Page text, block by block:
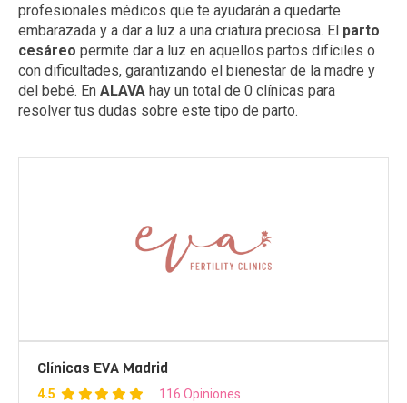
profesionales médicos que te ayudarán a quedarte
embarazada y a dar a luz a una criatura preciosa. El parto
cesáreo permite dar a luz en aquellos partos difíciles o
con dificultades, garantizando el bienestar de la madre y
del bebé. En ALAVA hay un total de 0 clínicas para
resolver tus dudas sobre este tipo de parto.
Clínicas EVA Madrid
4.5 116 Opiniones